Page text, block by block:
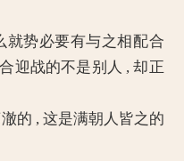
势必要有与之相配合
迎战的不是别人 , 却正
, 这是满朝人皆之的